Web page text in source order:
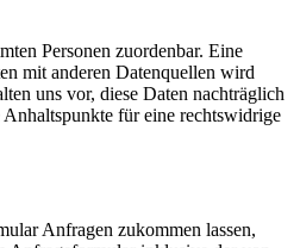
Personen zuordenbar. Eine
mit anderen Datenquellen wird
uns vor, diese Daten nachträglich
für eine rechtswidrige
Anfragen zukommen lassen,